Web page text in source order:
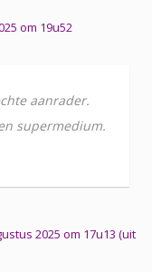
om 19u52
aanrader.
supermedium.
2025 om 17u13 (uit